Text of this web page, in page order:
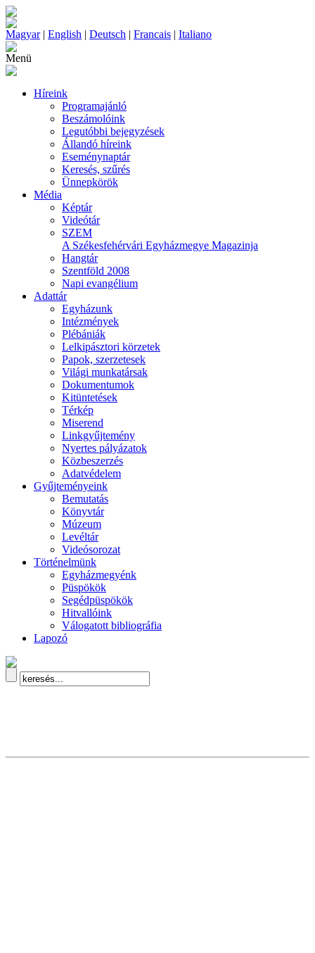
Magyar| English | Deutsch | Francais | Italiano
Menü
Híreink
Programajánló
Beszámolóink
Legutóbbi bejegyzések
Állandó híreink
Eseménynaptár
Keresés, szűrés
Ünnepkörök
Média
Képtár
Videótár
SZEM
A Székesfehérvári Egyházmegye Magazinja
Hangtár
Szentföld 2008
Napi evangélium
Adattár
Egyházunk
Intézmények
Plébániák
Lelkipásztori körzetek
Papok, szerzetesek
Világi munkatársak
Dokumentumok
Kitüntetések
Térkép
Miserend
Linkgyűjtemény
Nyertes pályázatok
Közbeszerzés
Adatvédelem
Gyűjteményeink
Bemutatás
Könyvtár
Múzeum
Levéltár
Videósorozat
Történelmünk
Egyházmegyénk
Püspökök
Segédpüspökök
Hitvallóink
Válogatott bibliográfia
Lapozó